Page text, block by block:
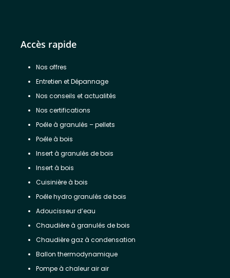
Accès rapide
Nos offres
Entretien et Dépannage
Nos conseils et actualités
Nos certifications
Poêle à granulés – pellets
Poêle à bois
Insert à granulés de bois
Insert à bois
Cuisinière à bois
Poêle hydro granulés de bois
Adoucisseur d’eau
Chaudière à granulés de bois
Chaudière gaz à condensation
Ballon thermodynamique
Pompe à chaleur air air